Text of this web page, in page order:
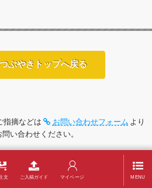
ぶやきトップへ戻る
指摘などは お問い合わせフォーム より
い合わせください。
文 ご入稿ガイド マイページ MENU
カレンダー